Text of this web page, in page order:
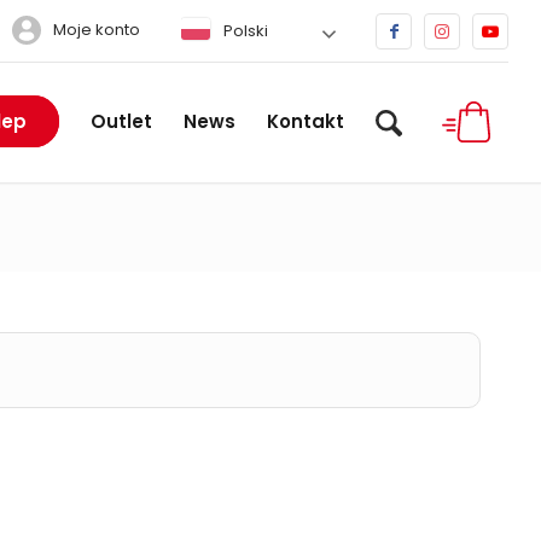
Moje konto Polski
Outlet News Kontakt